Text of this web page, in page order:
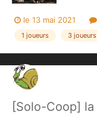
le 13 mai 2021
1 joueurs 3 joueurs
[Solo-Coop]